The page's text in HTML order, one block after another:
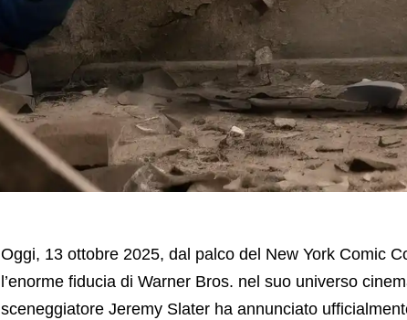
Oggi, 13 ottobre 2025, dal palco del New York Comic
l’enorme fiducia di Warner Bros. nel suo universo
sceneggiatore Jeremy Slater ha annunciato